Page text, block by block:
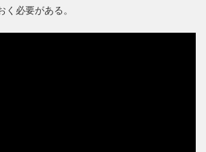
必要がある。